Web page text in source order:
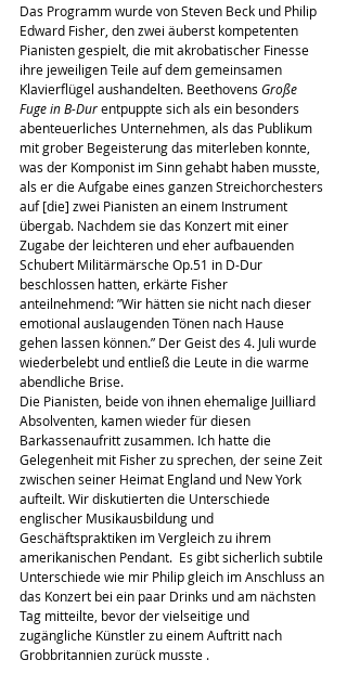
Das Programm wurde von Steven Beck und Philip
Edward Fisher, den zwei äuberst kompetenten
Pianisten gespielt, die mit akrobatischer Finesse
ihre jeweiligen Teile auf dem gemeinsamen
Klavierflügel aushandelten. Beethovens Große
Fuge in B-Dur entpuppte sich als ein besonders
abenteuerliches Unternehmen, als das Publikum
mit grober Begeisterung das miterleben konnte,
was der Komponist im Sinn gehabt haben musste,
als er die Aufgabe eines ganzen Streichorchesters
auf [die] zwei Pianisten an einem Instrument
übergab. Nachdem sie das Konzert mit einer
Zugabe der leichteren und eher aufbauenden
Schubert Militärmärsche Op.51 in D-Dur
beschlossen hatten, erkärte Fisher
anteilnehmend: ”Wir hätten sie nicht nach dieser
emotional auslaugenden Tönen nach Hause
gehen lassen können.” Der Geist des 4. Juli wurde
wiederbelebt und entließ die Leute in die warme
abendliche Brise.
Die Pianisten, beide von ihnen ehemalige Juilliard
Absolventen, kamen wieder für diesen
Barkassenaufritt zusammen. Ich hatte die
Gelegenheit mit Fisher zu sprechen, der seine Zeit
zwischen seiner Heimat England und New York
aufteilt. Wir diskutierten die Unterschiede
englischer Musikausbildung und
Geschäftspraktiken im Vergleich zu ihrem
amerikanischen Pendant.  Es gibt sicherlich subtile
Unterschiede wie mir Philip gleich im Anschluss an
das Konzert bei ein paar Drinks und am nächsten
Tag mitteilte, bevor der vielseitige und
zugängliche Künstler zu einem Auftritt nach
Grobbritannien zurück musste .